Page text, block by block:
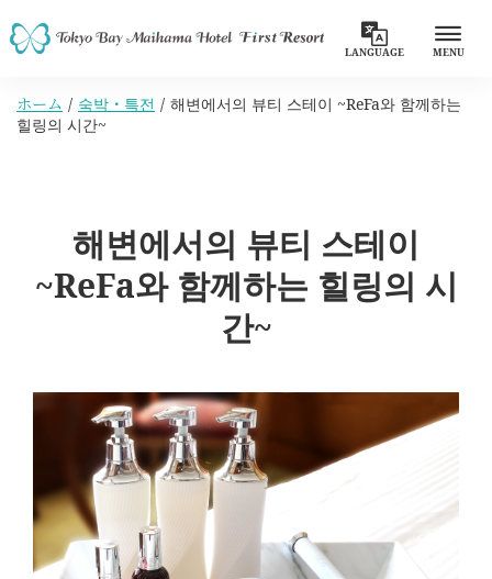
LANGUAGE MENU
ホーム 숙박・특전
해변에서의 뷰티 스테이 ~ReFa와 함께하는
힐링의 시간~
해변에서의 뷰티 스테이
~ReFa와 함께하는 힐링의 시
간~